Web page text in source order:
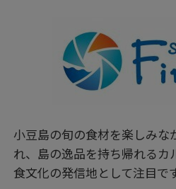
小豆島の旬の食材を楽しみな
れ、島の逸品を持ち帰れるカ
食文化の発信地として注目です